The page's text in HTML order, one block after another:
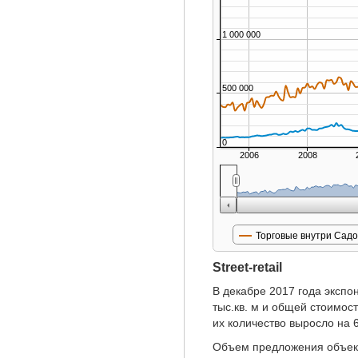
Торговые внутри
2006 2008
0
500 000
1 000 000
Street-retail
В декабре 2017 года
тыс.кв. м и общей
их количество выросло
Объем предложения